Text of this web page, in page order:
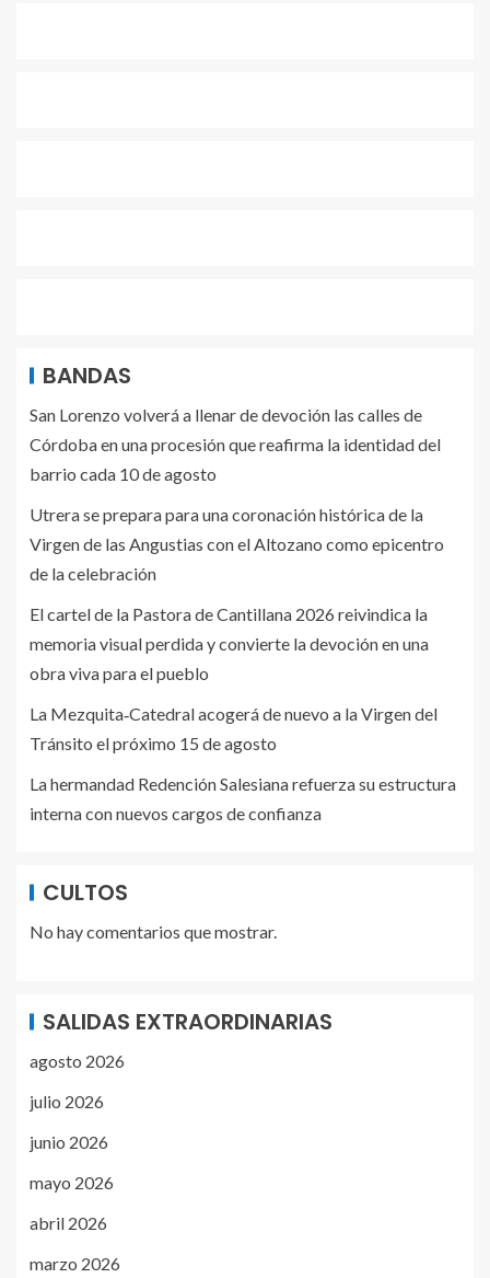
BANDAS
San Lorenzo volverá a llenar de devoción las calles de
Córdoba en una procesión que reafirma la identidad del
barrio cada 10 de agosto
Utrera se prepara para una coronación histórica de la
Virgen de las Angustias con el Altozano como epicentro
de la celebración
El cartel de la Pastora de Cantillana 2026 reivindica la
memoria visual perdida y convierte la devoción en una
obra viva para el pueblo
La Mezquita‑Catedral acogerá de nuevo a la Virgen del
Tránsito el próximo 15 de agosto
La hermandad Redención Salesiana refuerza su estructura
interna con nuevos cargos de confianza
CULTOS
No hay comentarios que mostrar.
SALIDAS EXTRAORDINARIAS
agosto 2026
julio 2026
junio 2026
mayo 2026
abril 2026
marzo 2026